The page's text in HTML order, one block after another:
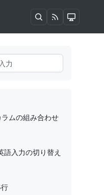
ムの組み合わせ
語入力の切り替え